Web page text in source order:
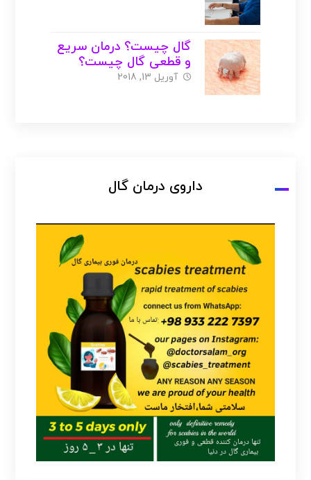
گال چیست؟ درمان سریع
و قطعی گال چیست؟
آوریل 13, 2018
داروی درمان گال